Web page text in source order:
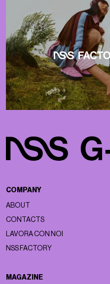
COMPANY
ABOUT
CONTACTS
LAVORA CON NOI
NSS FACTORY
MAGAZINE